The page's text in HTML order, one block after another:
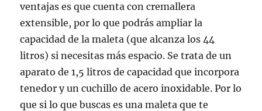
ventajas es que cuenta con cremallera
extensible, por lo que podrás ampliar la
capacidad de la maleta (que alcanza los 44
litros) si necesitas más espacio. Se trata de un
aparato de 1,5 litros de capacidad que incorpora
tenedor y un cuchillo de acero inoxidable. Por lo
que si lo que buscas es una maleta que te